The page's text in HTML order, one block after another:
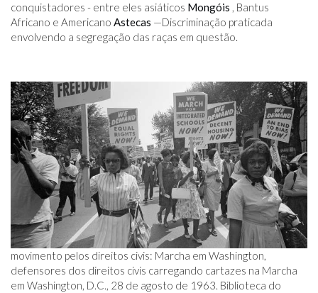
conquistadores - entre eles asiáticos Mongóis , Bantus
Africano e Americano Astecas —Discriminação praticada
envolvendo a segregação das raças em questão.
movimento pelos direitos civis: Marcha em Washington,
defensores dos direitos civis carregando cartazes na Marcha
em Washington, D.C., 28 de agosto de 1963. Biblioteca do